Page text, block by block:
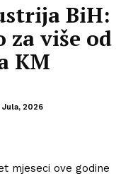
BiH:
za više od
KM
Jula, 2026
mjeseci ove godine